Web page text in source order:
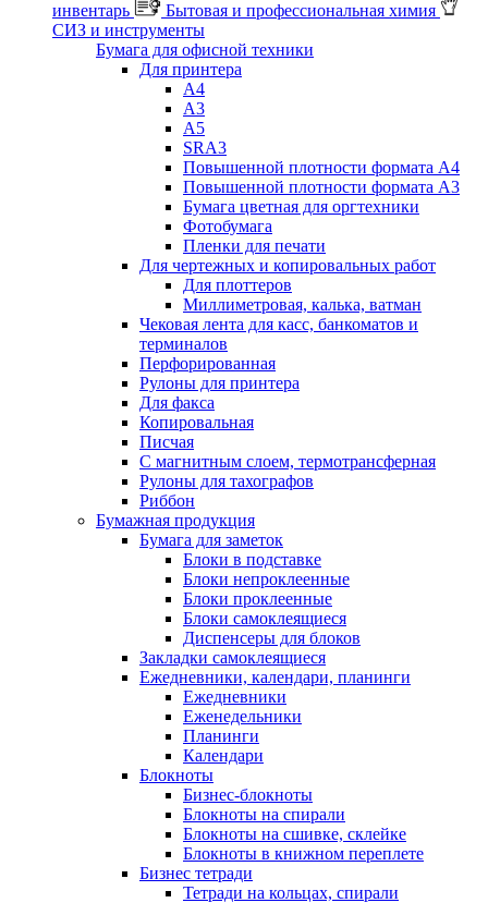
инвентарь
Бытовая и профессиональная химия
СИЗ и инструменты
Бумага для офисной техники
Для принтера
А4
А3
А5
SRA3
Повышенной плотности формата А4
Повышенной плотности формата А3
Бумага цветная для оргтехники
Фотобумага
Пленки для печати
Для чертежных и копировальных работ
Для плоттеров
Миллиметровая, калька, ватман
Чековая лента для касс, банкоматов и
терминалов
Перфорированная
Рулоны для принтера
Для факса
Копировальная
Писчая
С магнитным слоем, термотрансферная
Рулоны для тахографов
Риббон
Бумажная продукция
Бумага для заметок
Блоки в подставке
Блоки непроклеенные
Блоки проклеенные
Блоки самоклеящиеся
Диспенсеры для блоков
Закладки самоклеящиеся
Ежедневники, календари, планинги
Ежедневники
Еженедельники
Планинги
Календари
Блокноты
Бизнес-блокноты
Блокноты на спирали
Блокноты на сшивке, склейке
Блокноты в книжном переплете
Бизнес тетради
Тетради на кольцах, спирали